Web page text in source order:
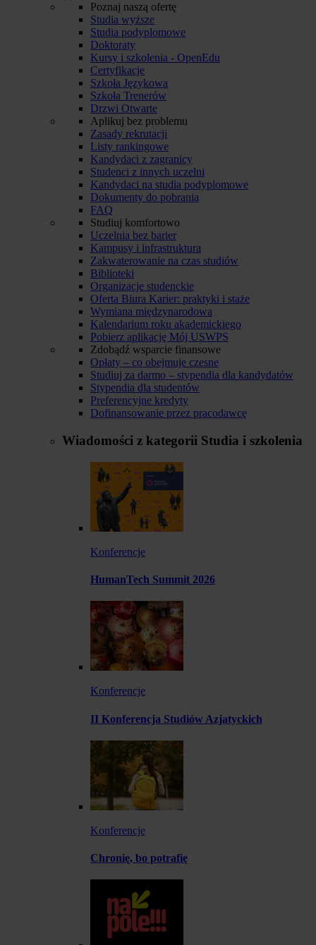
Poznaj naszą ofertę
Studia wyższe
Studia podyplomowe
Doktoraty
Kursy i szkolenia - OpenEdu
Certyfikacje
Szkoła Językowa
Szkoła Trenerów
Drzwi Otwarte
Aplikuj bez problemu
Zasady rekrutacji
Listy rankingowe
Kandydaci z zagranicy
Studenci z innych uczelni
Kandydaci na studia podyplomowe
Dokumenty do pobrania
FAQ
Studiuj komfortowo
Uczelnia bez barier
Kampusy i infrastruktura
Zakwaterowanie na czas studiów
Biblioteki
Organizacje studenckie
Oferta Biura Karier: praktyki i staże
Wymiana międzynarodowa
Kalendarium roku akademickiego
Pobierz aplikację Mój USWPS
Zdobądź wsparcie finansowe
Opłaty – co obejmuje czesne
Studiuj za darmo – stypendia dla kandydatów
Stypendia dla studentów
Preferencyjne kredyty
Dofinansowanie przez pracodawcę
Wiadomości z kategorii Studia i szkolenia
Konferencje
HumanTech Summit 2026
Konferencje
II Konferencja Studiów Azjatyckich
Konferencje
Chronię, bo potrafię